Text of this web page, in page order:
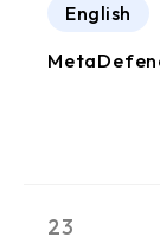
English
23